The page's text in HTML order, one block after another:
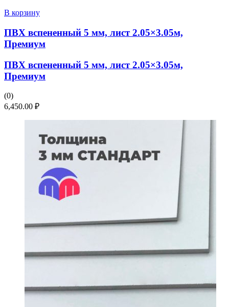
В корзину
ПВХ вспененный 5 мм, лист 2.05×3.05м,
Премиум
ПВХ вспененный 5 мм, лист 2.05×3.05м,
Премиум
(0)
6,450.00 ₽